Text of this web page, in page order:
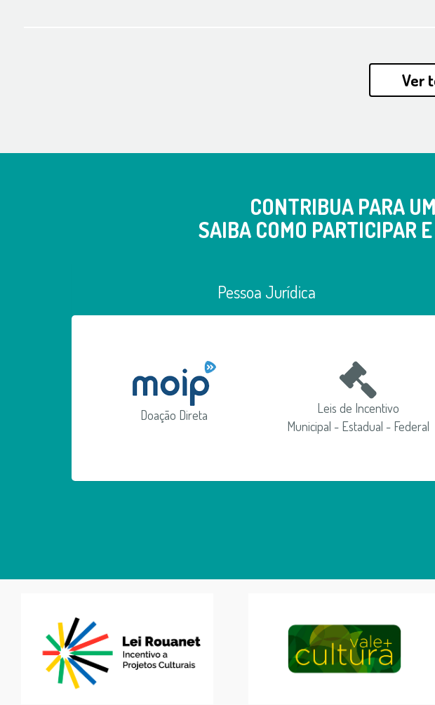
Ver
CONTRIBUA PARA
SAIBA COMO PARTICIPAR
Pessoa Jurídica
Doação Direta
Leis de Incentivo
Municipal - Estadual - Federal